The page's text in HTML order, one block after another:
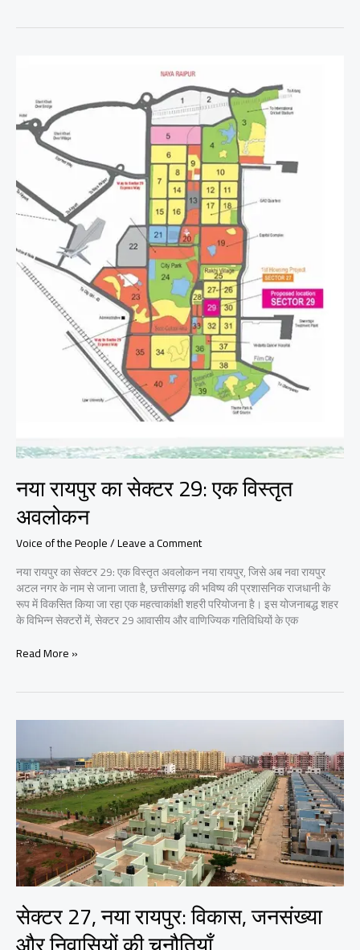
मिली
मंजूरी
नया रायपुर का सेक्टर 29: एक विस्तृत
अवलोकन
Voice of the People/Leave a Comment
नया रायपुर का सेक्टर 29: एक विस्तृत अवलोकन नया रायपुर, जिसे अब नवा रायपुर
अटल नगर के नाम से जाना जाता है, छत्तीसगढ़ की भविष्य की प्रशासनिक राजधानी के
रूप में विकसित किया जा रहा एक महत्वाकांक्षी शहरी परियोजना है। इस योजनाबद्ध शहर
के विभिन्न सेक्टरों में, सेक्टर 29 आवासीय और वाणिज्यिक गतिविधियों के एक
नया
29:
अवलोकन
Read More »
सेक्टर 27, नया रायपुर: विकास, जनसंख्या